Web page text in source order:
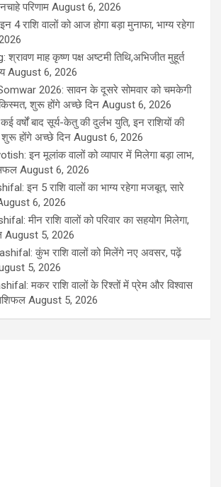
परिणाम August 6, 2026
4 राशि वालों को आज होगा बड़ा मुनाफा, भाग्य रहेगा
माह कृष्ण पक्ष अष्टमी तिथि,अभिजीत मुहूर्त
August 6, 2026
2026: सावन के दूसरे सोमवार को चमकेगी
किस्मत, शुरू होंगे अच्छे दिन August 6, 2026
वर्षों बाद सूर्य-केतु की दुर्लभ युति, इन राशियों की
होंगे अच्छे दिन August 6, 2026
इन मूलांक वालों को व्यापार में मिलेगा बड़ा लाभ,
August 6, 2026
इन 5 राशि वालों का भाग्य रहेगा मजबूत, सारे
6, 2026
मीन राशि वालों को परिवार का सहयोग मिलेगा,
August 5, 2026
कुंभ राशि वालों को मिलेंगे नए अवसर, पढ़ें
5, 2026
मकर राशि वालों के रिश्तों में प्रेम और विश्वास
August 5, 2026